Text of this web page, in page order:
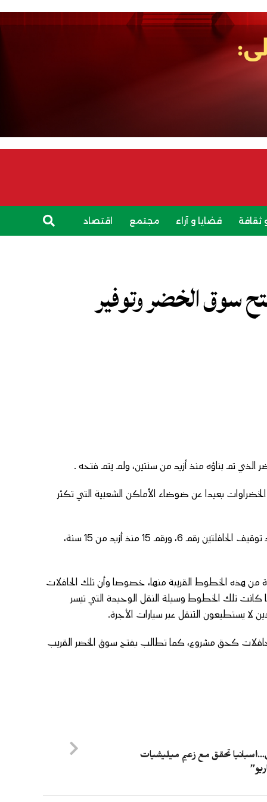
ثقافة قضايا و آراء مجتمع اقتصاد
سوق الخضر وتوفير
تم بناؤه منذ أزيد من سنتين، ولم يتم فتحه .
بعيدا عن ضوضاء الأماكن الشعبية التي تكثر
من جهة أخرى تعاني ساكنة حي سيدي بابا من صعوبة التنقل، سيما بعد توقيف الحافلتين رقم 6، ورقم 15 منذ أزيد من 15 سنة،
90 ألف مواطن، من الاستفادة من هذه الخطوط القريبة منها، خصوصا وأن تلك الحافلات
كانت تلك الخطوط وسيلة النقل الوحيدة التي تيسر
لا يستطيعون التنقل عبر سيارات الأجرة.
كحق مشروع، كما تطالب بفتح سوق الخضر القريب
تحقق مع زعيم ميليشيات